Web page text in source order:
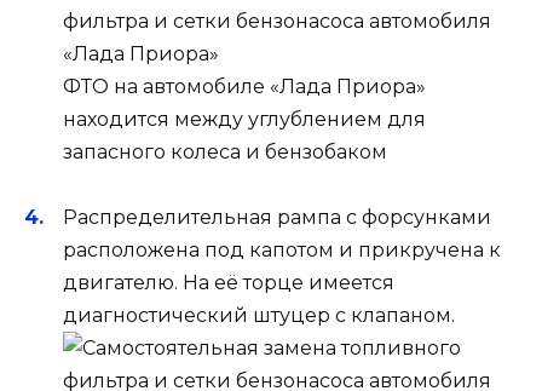
ФТО на автомобиле «Лада Приора»
находится между углублением для
запасного колеса и бензобаком
Распределительная рампа с форсунками
расположена под капотом и прикручена к
двигателю. На её торце имеется
диагностический штуцер с клапаном.